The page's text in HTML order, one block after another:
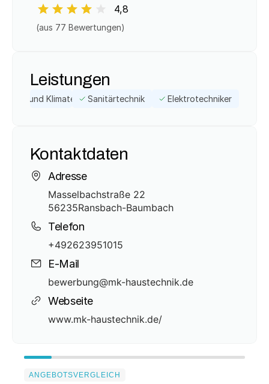
4,8
(aus 77 Bewertungen)
Leistungen
und Klimatechnikbetrieb
Sanitärtechnik Elektrotechniker
Kontaktdaten
Adresse
Masselbachstraße 22
56235Ransbach-Baumbach
Telefon
+492623951015
E-Mail
bewerbung@mk-haustechnik.de
Webseite
www.mk-haustechnik.de/
ANGEBOTSVERGLEICH